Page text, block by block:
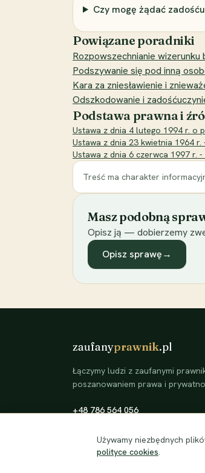
Czy mogę żądać
Powiązane poradniki
Rozpowszechnianie
Podszywanie się pod inną
Kara za zniesławienie i
Odszkodowanie i
Podstawa prawna i
Ustawa z dnia 4 lutego 1994 r. o
Ustawa z dnia 23 kwietnia 1964
Ustawa z dnia 6 czerwca 1997 r.
Treść ma charakter
Masz podobną
Opisz ją — dobierzemy
Opisz sprawę→
zaufanyprawnik.pl
Łączymy ludzi z zaufanymi
poszanowaniem prawa i
+48 786 564 056
zweryfikowanymi prawnikami.
Używamy niezbędnych
polityce cookies.